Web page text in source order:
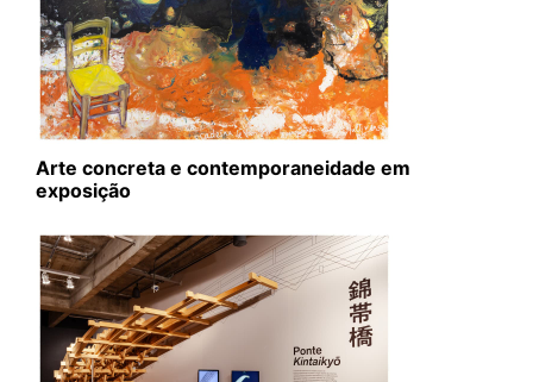
Arte concreta e contemporaneidade em
exposição